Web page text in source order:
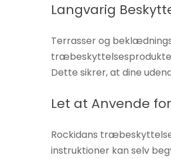
Langvarig
Terrasser og
Dette sikrer, at dine
Let at Anvende
Rockidans
instruktioner kan selv